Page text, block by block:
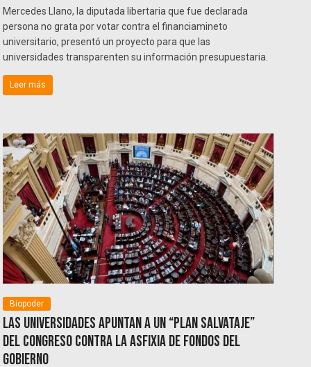
Mercedes Llano, la diputada libertaria que fue declarada
persona no grata por votar contra el financiamineto
universitario, presentó un proyecto para que las
universidades transparenten su información presupuestaria.
Leer más
Biopoder
Las universidades apuntan a un “plan salvataje”
del Congreso contra la asfixia de fondos del
Gobierno